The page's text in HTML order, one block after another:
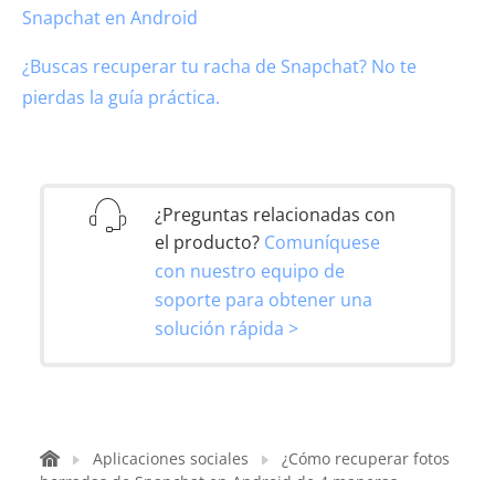
Snapchat en Android
¿Buscas recuperar tu racha de Snapchat? No te
pierdas la guía práctica.
¿Preguntas relacionadas con
el producto? Comuníquese
con nuestro equipo de
soporte para obtener una
solución rápida >
Aplicaciones sociales
¿Cómo recuperar fotos